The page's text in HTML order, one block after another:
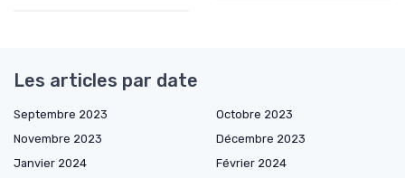
Les articles par date
Septembre 2023
Octobre 2023
Novembre 2023
Décembre 2023
Janvier 2024
Février 2024